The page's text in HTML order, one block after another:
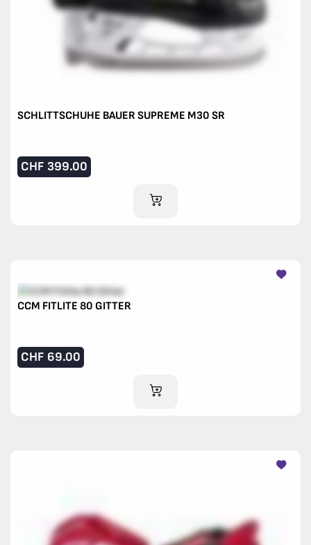
SCHLITTSCHUHE BAUER SUPREME M30 SR
CHF 399.00
IM WARENKORB
CCM FITLITE 80 GITTER
CHF 69.00
IM WARENKORB